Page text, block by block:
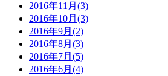
2016年11月(3)
2016年10月(3)
2016年9月(2)
2016年8月(3)
2016年7月(5)
2016年6月(4)